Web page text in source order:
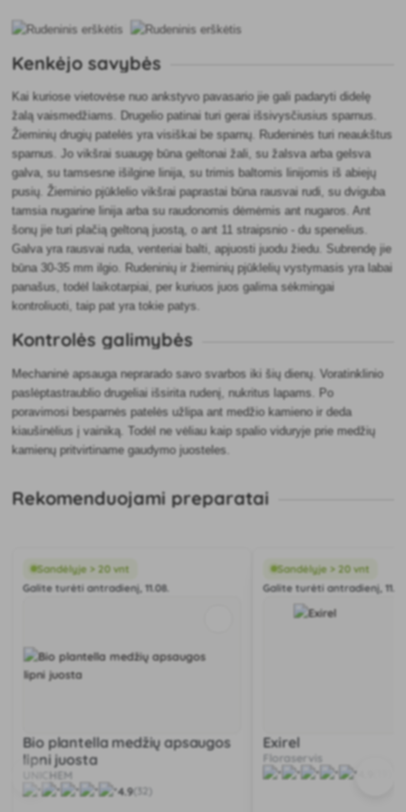
Kenkėjo savybės
Kai kuriose vietovėse nuo ankstyvo pavasario jie gali padaryti didelę
žalą vaismedžiams. Drugelio patinai turi gerai išsivysčiusius sparnus.
Žieminių drugių patelės yra visiškai be sparnų. Rudeninės turi neaukštus
sparnus. Jo vikšrai suaugę būna geltonai žali, su žalsva arba gelsva
galva, su tamsesne išilgine linija, su trimis baltomis linijomis iš abiejų
pusių. Žieminio pjūklelio vikšrai paprastai būna rausvai rudi, su dviguba
tamsia nugarine linija arba su raudonomis dėmėmis ant nugaros. Ant
šonų jie turi plačią geltoną juostą, o ant 11 straipsnio - du spenelius.
Galva yra rausvai ruda, venteriai balti, apjuosti juodu žiedu. Subrendę jie
būna 30-35 mm ilgio. Rudeninių ir žieminių pjūklelių vystymasis yra labai
panašus, todėl laikotarpiai, per kuriuos juos galima sėkmingai
kontroliuoti, taip pat yra tokie patys.
Kontrolės galimybės
Mechaninė apsauga neprarado savo svarbos iki šių dienų. Voratinklinio
paslėptastraublio drugeliai išsirita rudenį, nukritus lapams. Po
poravimosi besparnės patelės užlipa ant medžio kamieno ir deda
kiaušinėlius į vainiką. Todėl ne vėliau kaip spalio viduryje prie medžių
kamienų pritvirtiname gaudymo juosteles.
Rekomenduojami preparatai
Sandėlyje > 20 vnt
Galite turėti antradienį, 11.08.
Bio plantella medžių apsaugos
lipni juosta
UNICHEM
4.9(32)
Sandėlyje > 20 vnt
Galite turėti antradienį,
Exirel
Floraservis